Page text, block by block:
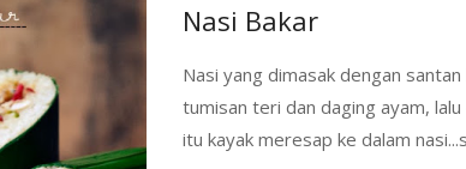
Nasi Bakar
Nasi yang dimasak dengan
tumisan teri dan daging ayam,
itu kayak meresap ke dalam